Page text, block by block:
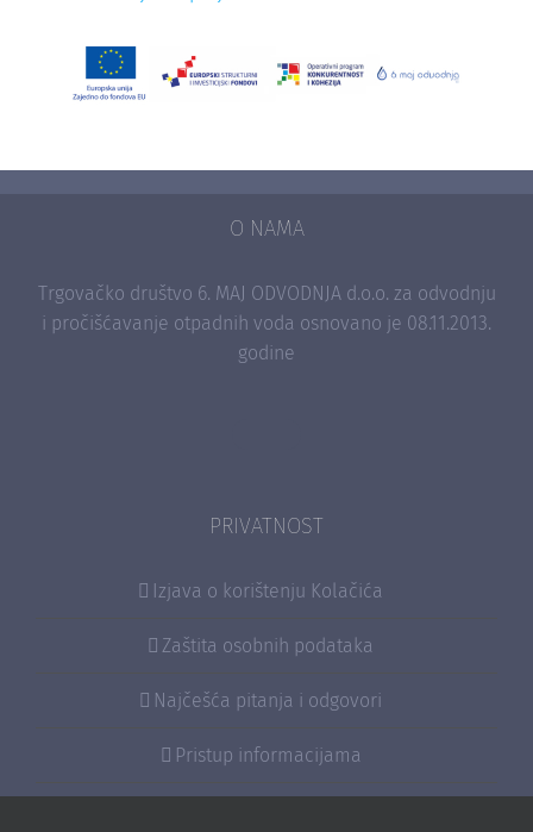
O NAMA
Trgovačko društvo 6. MAJ ODVODNJA d.o.o. za odvodnju
i pročišćavanje otpadnih voda osnovano je 08.11.2013.
godine
PRIVATNOST
Izjava o korištenju Kolačića
Zaštita osobnih podataka
Najčešća pitanja i odgovori
Pristup informacijama